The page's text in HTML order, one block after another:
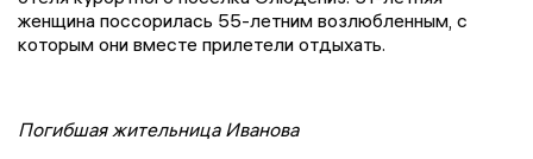
женщина поссорилась 55-летним возлюбленным, с
которым они вместе прилетели отдыхать.
Погибшая жительница Иванова